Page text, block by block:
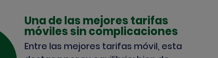
Una de las mejores tarifas
móviles sin complicaciones
Entre las mejores tarifas móvil, esta